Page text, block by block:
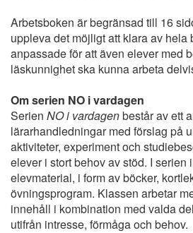
Arbetsboken är begränsad till 16
uppleva det möjligt att klara av hela
anpassade för att även elever med
läskunnighet ska kunna arbeta
Om serien NO i vardagen
Serien NO i vardagenbestår av ett
lärarhandledningar med förslag på
aktiviteter, experiment och
elever i stort behov av stöd. I serien
elevmaterial, i form av böcker,
övningsprogram. Klassen arbetar
innehåll i kombination med valda
utifrån intresse, förmåga och behov.